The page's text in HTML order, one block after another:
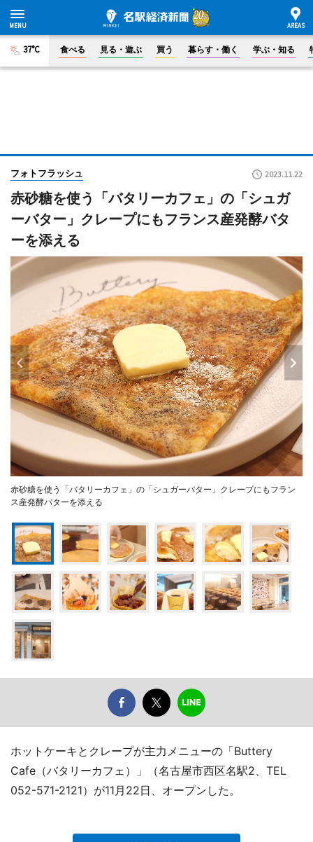
37°C 食べる 見る・遊ぶ 買う 暮らす・働く 学ぶ・知る
フォトフラッシュ 2023.11.22
赤砂糖を使う「バタリーカフェ」の「シュガ
ーバター」クレープにもフランス産発酵バタ
ーを添える
赤砂糖を使う「バタリーカフェ」の「シュガーバター」クレープにもフラン
ス産発酵バターを添える
ホットケーキとクレープが主力メニューの「Buttery
Cafe（バタリーカフェ）」（名古屋市西区名駅2、TEL
052-571-2121）が11月22日、オープンした。